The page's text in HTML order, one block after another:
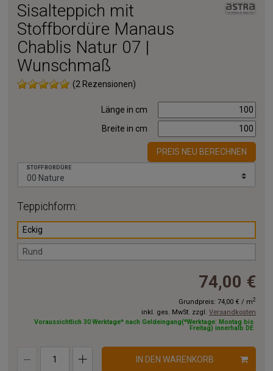
Sisalteppich mit
Stoffbordüre Manaus
Chablis Natur 07 |
Wunschmaß
(2 Rezensionen)
Länge in cm
Breite in cm
PREIS NEU BERECHNEN
STOFFBORDÜRE
Teppichform:
Eckig
Rund
74,00 €
Grundpreis: 74,00 € / m2
inkl. ges. MwSt. zzgl. Versandkosten
Voraussichtlich 30 Werktage* nach Geldeingang(*Werktage: Montag bis
Freitag) innerhalb DE
IN DEN WARENKORB